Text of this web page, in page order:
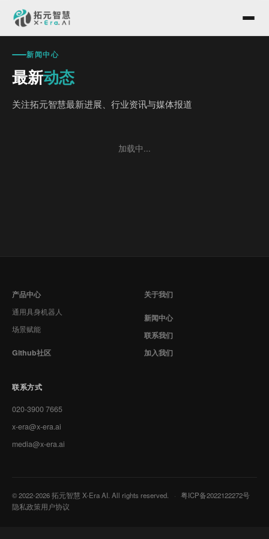
新闻中心
最新动态
关注拓元智慧最新进展、行业资讯与媒体报道
加载中...
产品中心
通用具身机器人
场景赋能
Github社区
关于我们
新闻中心
联系我们
加入我们
联系方式
020-3900 7665
x-era@x-era.ai
media@x-era.ai
© 2022-2026 拓元智慧 X-Era AI. All rights reserved. · 粤ICP备2022122272号
隐私政策用户协议